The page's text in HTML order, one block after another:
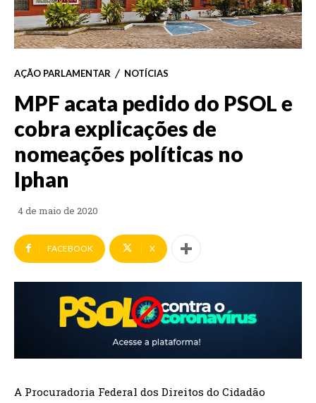
AÇÃO PARLAMENTAR NOTÍCIAS
MPF acata pedido do PSOL e
cobra explicações de
nomeações políticas no
Iphan
4 de maio de 2020
FACEBOOK X
A Procuradoria Federal dos Direitos do Cidadão